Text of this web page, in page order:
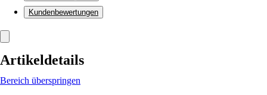
Kundenbewertungen
Artikeldetails
Bereich überspringen